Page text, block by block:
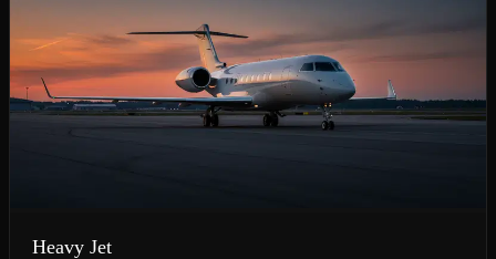
Heavy Jet